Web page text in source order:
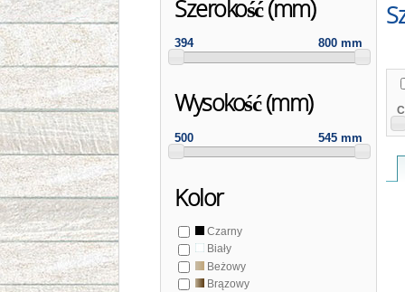
Szerokość (mm)
394 800 mm
Wysokość (mm)
500 545 mm
Kolor
Czarny
Biały
Beżowy
Brązowy